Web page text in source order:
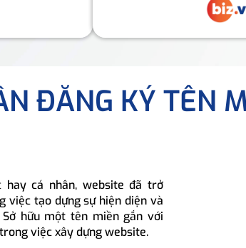
ĐĂNG KÝ TÊN
hay cá nhân, website đã trở
việc tạo dựng sự hiện diện và
hữu một tên miền gắn với
việc xây dựng website.